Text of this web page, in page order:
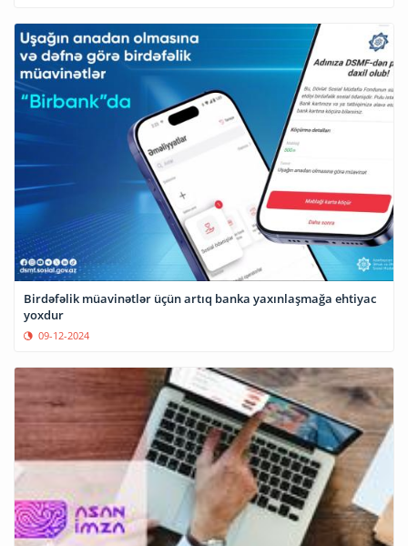
Birdəfəlik müavinətlər üçün artıq banka yaxınlaşmağa ehtiyac
yoxdur
09-12-2024